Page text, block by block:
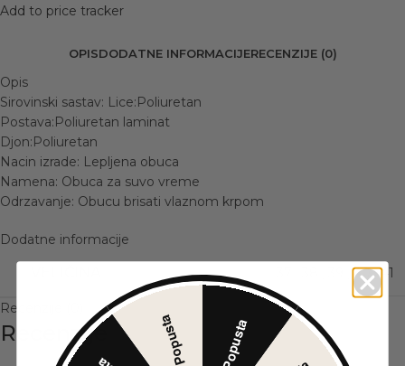
Add to price tracker
OPISDODATNE INFORMACIJERECENZIJE (0)
Opis
Sirovinski sastav: Lice:Poliuretan
Postava:Poliuretan laminat
Djon:Poliuretan
Nacin izrade: Lepljena obuca
Namena: Obuca za suvo vreme
Odrzavanje: Obucu brisati vlaznom krpom
Dodatne informacije
,40 ,41
Recenzije (0)
Recenzije